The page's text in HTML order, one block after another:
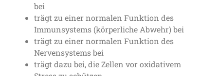
bei
trägt zu einer normalen Funktion des
Immunsystems (körperliche Abwehr) bei
trägt zu einer normalen Funktion des
Nervensystems bei
trägt dazu bei, die Zellen vor oxidativem